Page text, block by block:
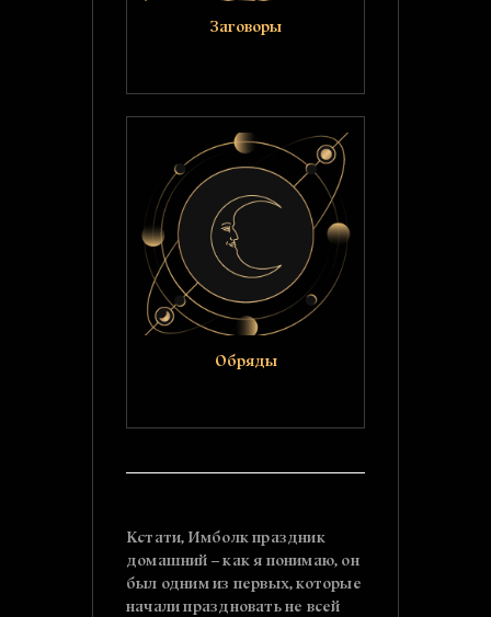
Заговоры
Обряды
Кстати, Имболк праздник
домашний – как я понимаю, он
был одним из первых, которые
начали праздновать не всей